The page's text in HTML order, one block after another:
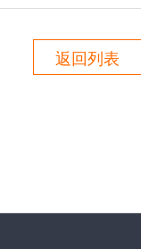
返回列表